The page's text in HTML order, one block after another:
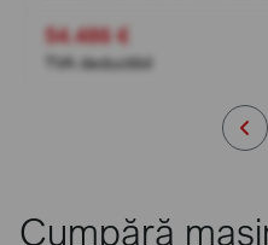
54.486 €
TVA deductibil
Cumpără